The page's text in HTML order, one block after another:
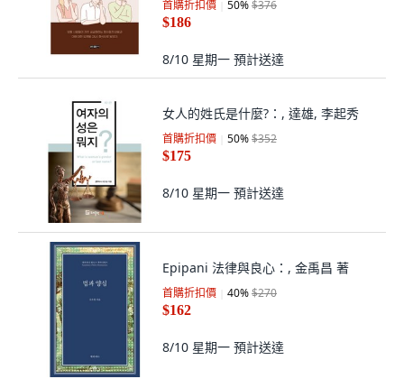
首購折扣價 50%$376
$186
8/10 星期一 預計送達
女人的姓氏是什麼?：, 達雄, 李起秀
首購折扣價 50%$352
$175
8/10 星期一 預計送達
Epipani 法律與良心：, 金禹昌 著
首購折扣價 40%$270
$162
8/10 星期一 預計送達